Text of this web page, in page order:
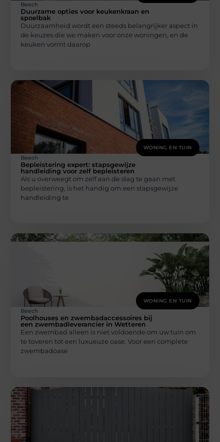
Beech
Duurzame opties voor keukenkraan en
spoelbak
Duurzaamheid wordt een steeds belangrijker aspect in
de keuzes die we maken voor onze woningen, en de
keuken vormt daarop
WONING EN TUIN
Beech
Bepleistering expert: stapsgewijze
handleiding voor zelf bepleisteren
Als u overweegt om zelf aan de slag te gaan met
bepleistering, is het handig om een stapsgewijze
handleiding te
WONING EN TUIN
Beech
Poolhouses en zwembadaccessoires bij
een zwembadleverancier in Wetteren
Een zwembad alleen is niet voldoende om uw tuin om
te toveren tot een luxueuze oase. Voor een complete
zwembadoase